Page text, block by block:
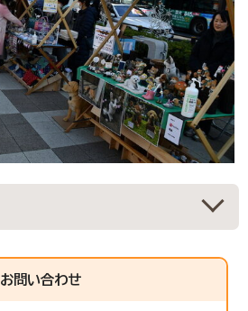
お問い合わせ